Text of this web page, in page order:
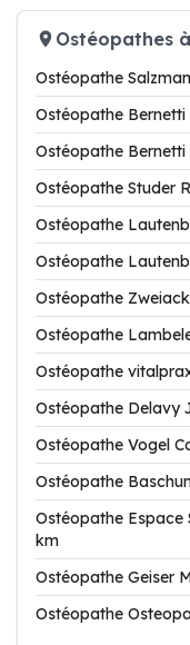
Ostéopathes
Ostéopathe
Ostéopathe
Ostéopathe
Ostéopathe Studer
Ostéopathe
Ostéopathe
Ostéopathe
Ostéopathe
Ostéopathe
Ostéopathe Delavy
Ostéopathe Vogel
Ostéopathe
Ostéopathe Espace
km
Ostéopathe Geiser
Ostéopathe